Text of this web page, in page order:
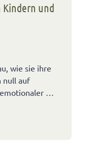
und
wie sie ihre
null auf
…